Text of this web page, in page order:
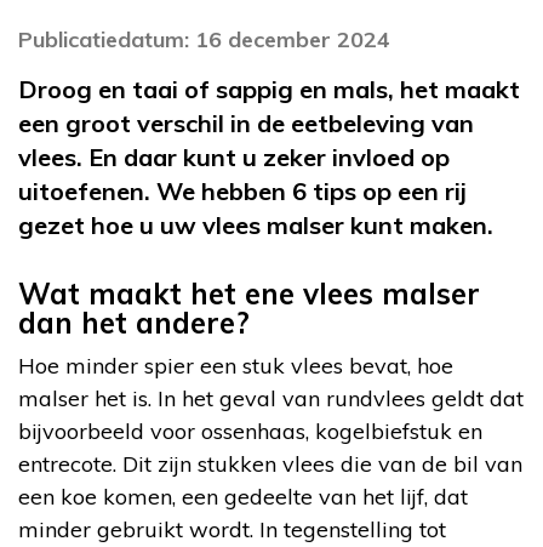
Publicatiedatum: 16 december 2024
Droog en taai of sappig en mals, het maakt
een groot verschil in de eetbeleving van
vlees. En daar kunt u zeker invloed op
uitoefenen. We hebben 6 tips op een rij
gezet hoe u uw vlees malser kunt maken.
Wat maakt het ene vlees malser
dan het andere?
Hoe minder spier een stuk vlees bevat, hoe
malser het is. In het geval van rundvlees geldt dat
bijvoorbeeld voor ossenhaas, kogelbiefstuk en
entrecote. Dit zijn stukken vlees die van de bil van
een koe komen, een gedeelte van het lijf, dat
minder gebruikt wordt. In tegenstelling tot